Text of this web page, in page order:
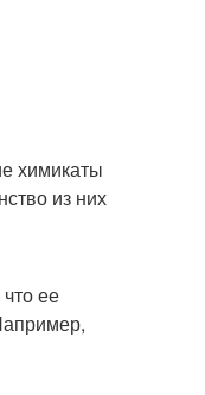
химикаты
из них
ее